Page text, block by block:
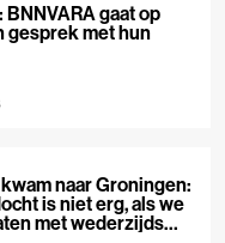
BNNVARA gaat op
gesprek met hun
naar Groningen:
is niet erg, als we
met wederzijds